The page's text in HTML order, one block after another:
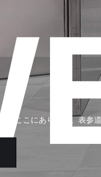
がここにあります。表参